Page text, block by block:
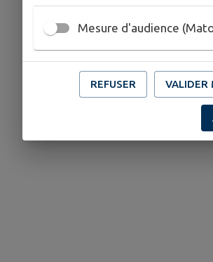
Mesure d'audience
REFUSER VALIDER